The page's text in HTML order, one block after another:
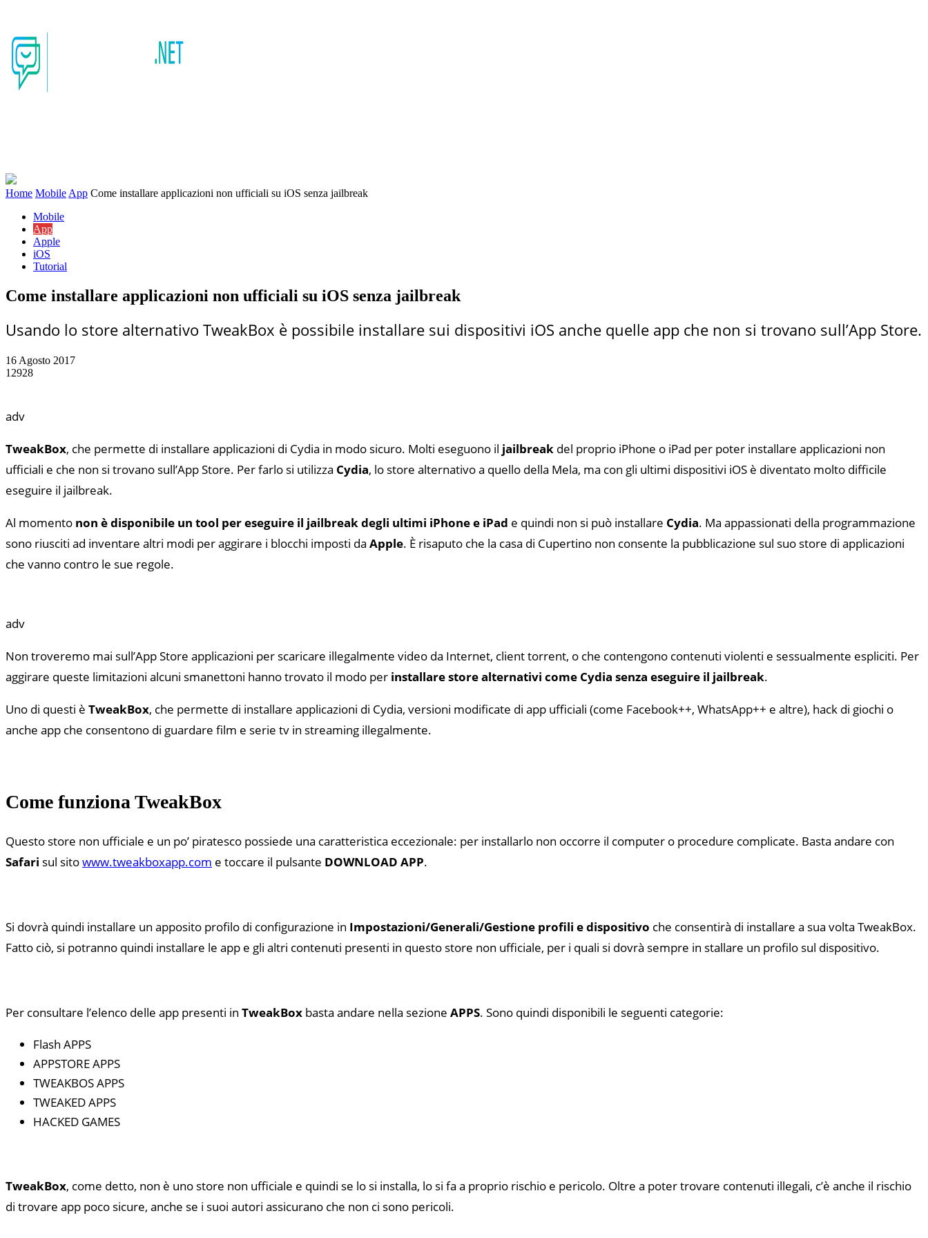
Home Mobile App Come installare applicazioni non ufficiali su iOS senza jailbreak
Mobile
App
Apple
iOS
Tutorial
Come installare applicazioni non ufficiali su iOS senza jailbreak
Usando lo store alternativo TweakBox è possibile installare sui dispositivi iOS anche quelle app che non si trovano sull’App Store.
16 Agosto 2017
12928
adv
TweakBox, che permette di installare applicazioni di Cydia in modo sicuro. Molti eseguono il jailbreak del proprio iPhone o iPad per poter installare applicazioni non
ufficiali e che non si trovano sull’App Store. Per farlo si utilizza Cydia, lo store alternativo a quello della Mela, ma con gli ultimi dispositivi iOS è diventato molto difficile
eseguire il jailbreak.
Al momento non è disponibile un tool per eseguire il jailbreak degli ultimi iPhone e iPad e quindi non si può installare Cydia. Ma appassionati della programmazione
sono riusciti ad inventare altri modi per aggirare i blocchi imposti da Apple. È risaputo che la casa di Cupertino non consente la pubblicazione sul suo store di applicazioni
che vanno contro le sue regole.
adv
Non troveremo mai sull’App Store applicazioni per scaricare illegalmente video da Internet, client torrent, o che contengono contenuti violenti e sessualmente espliciti. Per
aggirare queste limitazioni alcuni smanettoni hanno trovato il modo per installare store alternativi come Cydia senza eseguire il jailbreak.
Uno di questi è TweakBox, che permette di installare applicazioni di Cydia, versioni modificate di app ufficiali (come Facebook++, WhatsApp++ e altre), hack di giochi o
anche app che consentono di guardare film e serie tv in streaming illegalmente.
Come funziona TweakBox
Questo store non ufficiale e un po’ piratesco possiede una caratteristica eccezionale: per installarlo non occorre il computer o procedure complicate. Basta andare con
Safari sul sitowww.tweakboxapp.com e toccare il pulsante DOWNLOAD APP.
Si dovrà quindi installare un apposito profilo di configurazione in Impostazioni/Generali/Gestione profili e dispositivo che consentirà di installare a sua volta TweakBox.
Fatto ciò, si potranno quindi installare le app e gli altri contenuti presenti in questo store non ufficiale, per i quali si dovrà sempre in stallare un profilo sul dispositivo.
Per consultare l’elenco delle app presenti in TweakBox basta andare nella sezione APPS. Sono quindi disponibili le seguenti categorie:
Flash APPS
APPSTORE APPS
TWEAKBOS APPS
TWEAKED APPS
HACKED GAMES
TweakBox, come detto, non è uno store non ufficiale e quindi se lo si installa, lo si fa a proprio rischio e pericolo. Oltre a poter trovare contenuti illegali, c’è anche il rischio
di trovare app poco sicure, anche se i suoi autori assicurano che non ci sono pericoli.